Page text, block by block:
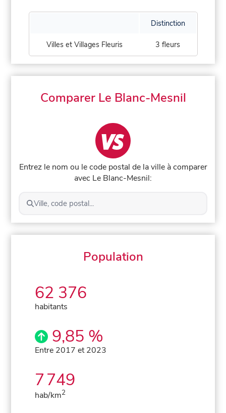
Distinction
Villes et Villages Fleuris 3 fleurs
Comparer Le Blanc-Mesnil
Entrez le nom ou le code postal de la ville à comparer
avec Le Blanc-Mesnil:
Ville, code postal...
Population
62 376
habitants
9,85 %
Entre 2017 et 2023
7 749
hab/km2